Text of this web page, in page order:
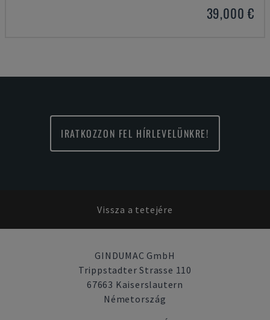
39,000 €
IRATKOZZON FEL HÍRLEVELÜNKRE!
Vissza a tetejére
GINDUMAC GmbH
Trippstadter Strasse 110
67663 Kaiserslautern
Németország